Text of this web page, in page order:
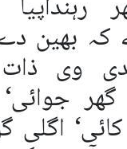
کہ بھین
وی
اگلی